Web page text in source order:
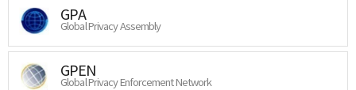
GPA
Global Privacy Assembly
GPEN
Global Privacy Enforcement Network